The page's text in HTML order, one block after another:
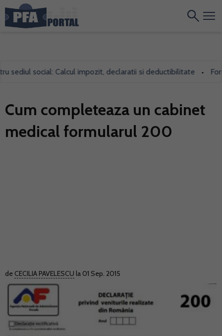
sediul social: Calcul impozit, declaratii si deductibilitate •
Cum completeaza un cabinet
medical formularul 200
de CECILIA PAVELESCU la 01 Sep. 2015